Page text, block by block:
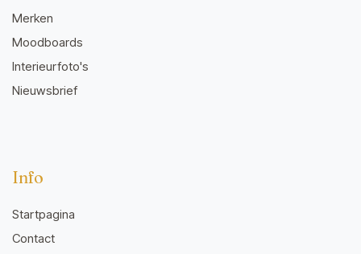
Merken
Moodboards
Interieurfoto's
Nieuwsbrief
Info
Startpagina
Contact